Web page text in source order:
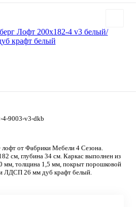
4-9003-v3-dkb
лофт от Фабрики Мебели 4 Сезона.
см, глубина 34 см. Каркас выполнен из
мм, толщина 1,5 мм, покрыт порошковой
ЛДСП 26 мм дуб крафт белый.